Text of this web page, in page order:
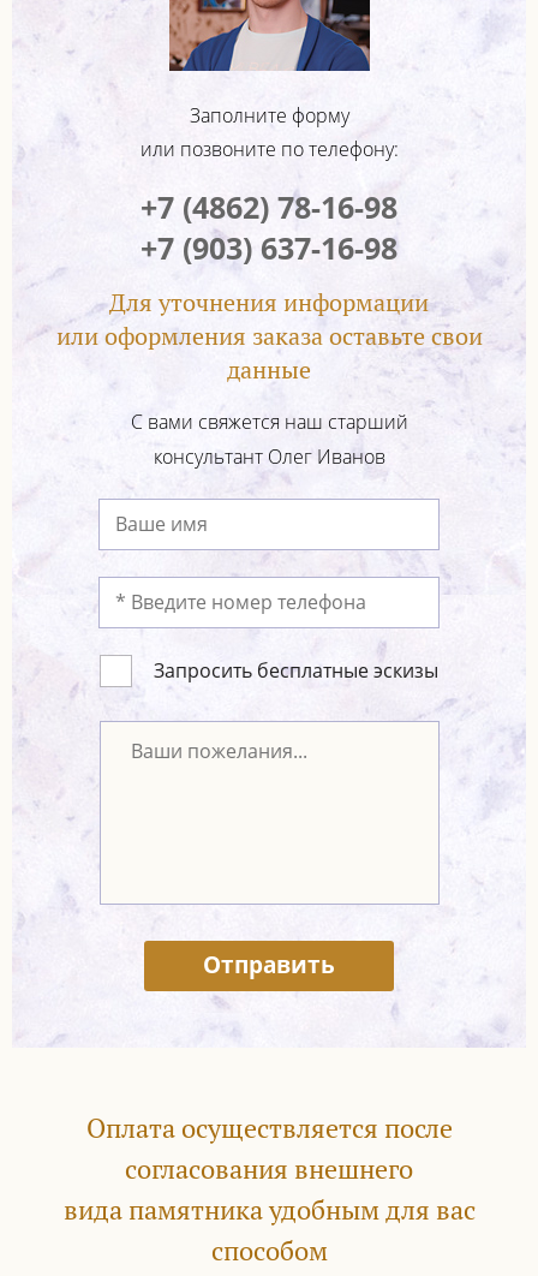
Заполните форму
или позвоните по телефону:
+7 (4862) 78-16-98
+7 (903) 637-16-98
Для уточнения информации
или оформления заказа оставьте свои
данные
С вами свяжется наш старший
консультант Олег Иванов
Запросить бесплатные эскизы
Отправить
Оплата осуществляется после
согласования внешнего
вида памятника удобным для вас
способом